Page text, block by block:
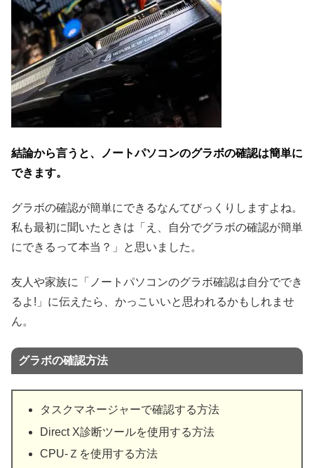
結論から言うと、ノートパソコンのグラボの確認は簡単に
できます。
グラボの確認が簡単にできるなんてびっくりしますよね。
私も最初に聞いたときは「え、自分でグラボの確認が簡単
にできるって本当？」と思いました。
友人や家族に「ノートパソコンのグラボ確認は自分ででき
るよ!」に伝えたら、かっこいいと思われるかもしれませ
ん。
グラボの確認方法
タスクマネージャーで確認する方法
Direct X診断ツールを使用する方法
CPU-Ｚを使用する方法